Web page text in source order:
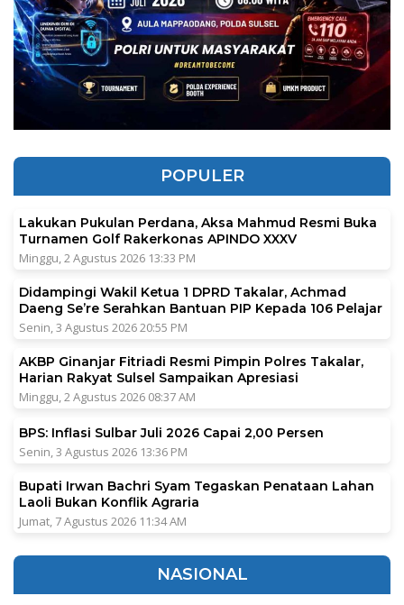
POPULER
Lakukan Pukulan Perdana, Aksa Mahmud Resmi Buka
Turnamen Golf Rakerkonas APINDO XXXV
Minggu, 2 Agustus 2026 13:33 PM
Didampingi Wakil Ketua 1 DPRD Takalar, Achmad
Daeng Se’re Serahkan Bantuan PIP Kepada 106 Pelajar
Senin, 3 Agustus 2026 20:55 PM
AKBP Ginanjar Fitriadi Resmi Pimpin Polres Takalar,
Harian Rakyat Sulsel Sampaikan Apresiasi
Minggu, 2 Agustus 2026 08:37 AM
BPS: Inflasi Sulbar Juli 2026 Capai 2,00 Persen
Senin, 3 Agustus 2026 13:36 PM
Bupati Irwan Bachri Syam Tegaskan Penataan Lahan
Laoli Bukan Konflik Agraria
Jumat, 7 Agustus 2026 11:34 AM
NASIONAL